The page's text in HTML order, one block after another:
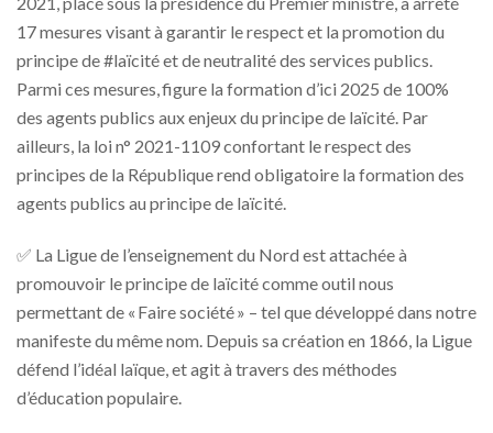
17 mesures visant à garantir le respect et la promotion du
principe de #laïcité et de neutralité des services publics.
Parmi ces mesures, figure la formation d’ici 2025 de 100%
des agents publics aux enjeux du principe de laïcité. Par
ailleurs, la loi n° 2021-1109 confortant le respect des
principes de la République rend obligatoire la formation des
agents publics au principe de laïcité.
✅ La Ligue de l’enseignement du Nord est attachée à
promouvoir le principe de laïcité comme outil nous
permettant de « Faire société » – tel que développé dans notre
manifeste du même nom. Depuis sa création en 1866, la Ligue
défend l’idéal laïque, et agit à travers des méthodes
d’éducation populaire.